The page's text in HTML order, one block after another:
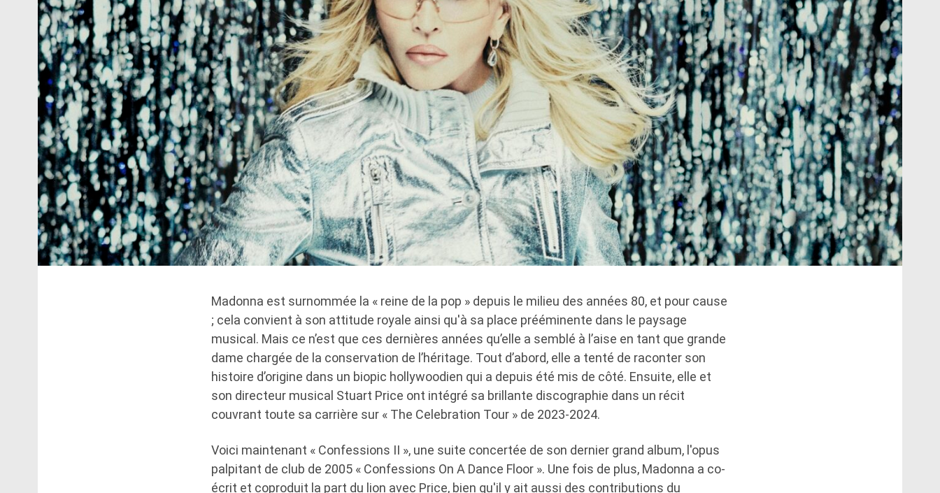
Madonna est surnommée la « reine de la pop » depuis le milieu des années 80, et pour cause
; cela convient à son attitude royale ainsi qu'à sa place prééminente dans le paysage
musical. Mais ce n’est que ces dernières années qu’elle a semblé à l’aise en tant que grande
dame chargée de la conservation de l’héritage. Tout d’abord, elle a tenté de raconter son
histoire d’origine dans un biopic hollywoodien qui a depuis été mis de côté. Ensuite, elle et
son directeur musical Stuart Price ont intégré sa brillante discographie dans un récit
couvrant toute sa carrière sur « The Celebration Tour » de 2023-2024.
Voici maintenant « Confessions II », une suite concertée de son dernier grand album, l'opus
palpitant de club de 2005 « Confessions On A Dance Floor ». Une fois de plus, Madonna a co-
écrit et coproduit la part du lion avec Price, bien qu'il y ait aussi des contributions du